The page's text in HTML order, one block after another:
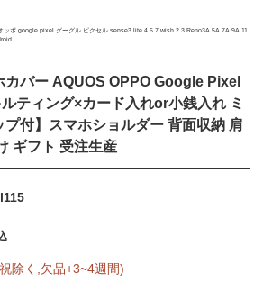
ッポ google pixel グーグル ピクセル sense3 lite 4 6 7 wish 2 3 Reno3A 5A 7A 9A 11
カバー AQUOS OPPO Google Pixel
ティング×カード入れor小銭入れ ミ
プ付】スマホショルダー 背面収納 肩
ギフト 受注生産
除く,欠品+3~4週間)